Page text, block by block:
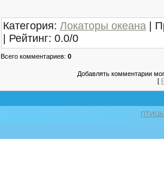
Категория: Локаторы океана |
| Рейтинг: 0.0/0
Всего комментариев: 0
Добавлять комментарии
[